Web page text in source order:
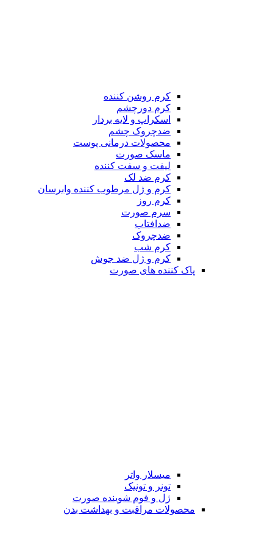
کرم روشن کننده
کرم دورچشم
اسکراپ و لایه بردار
ضدچروک چشم
محصولات درمانی پوست
ماسک صورت
لیفت و سفت کننده
کرم ضد لک
کرم و ژل مرطوب کننده وابرسان
کرم روز
سرم صورت
ضدافتاب
ضدچروک
کرم شب
کرم و ژل ضد جوش
پاک کننده های صورت
میسلار واتر
تونر و تونیک
ژل و فوم شوینده صورت
محصولات مراقبت و بهداشت بدن